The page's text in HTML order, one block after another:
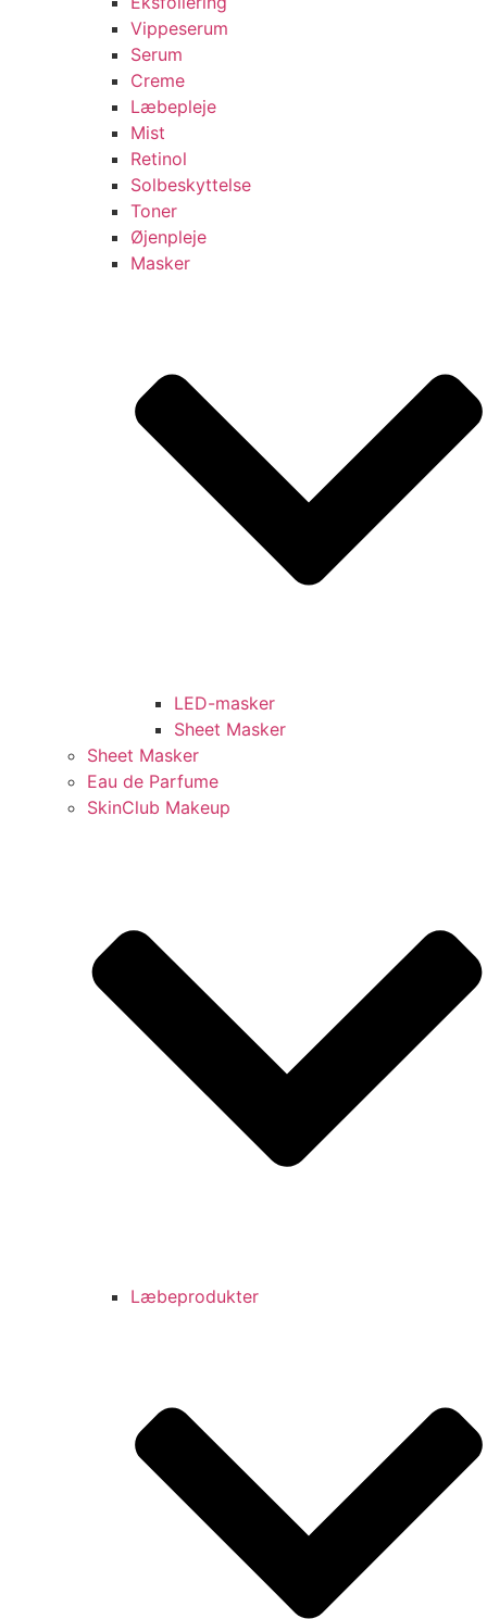
Vippeserum
Serum
Creme
Læbepleje
Mist
Retinol
Solbeskyttelse
Toner
Øjenpleje
Masker
LED-masker
Sheet Masker
Sheet Masker
Eau de Parfume
SkinClub Makeup
Læbeprodukter